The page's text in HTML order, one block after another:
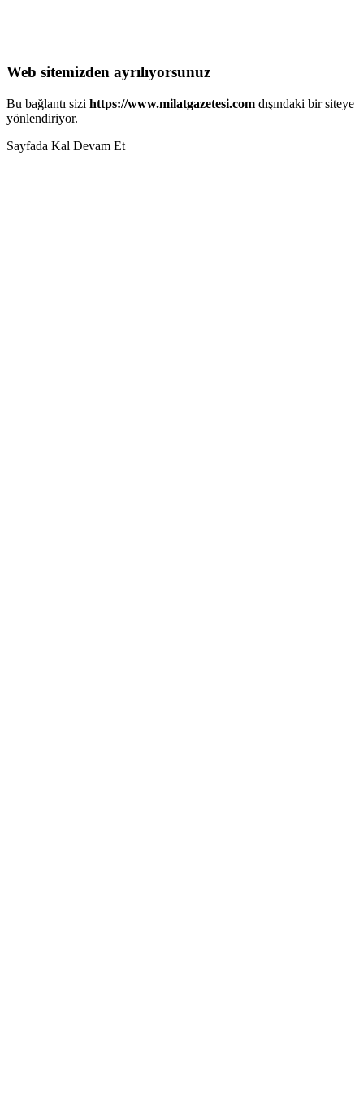
Web sitemizden ayrılıyorsunuz
Bu bağlantı sizi https://www.milatgazetesi.com dışındaki bir siteye
yönlendiriyor.
Sayfada Kal Devam Et